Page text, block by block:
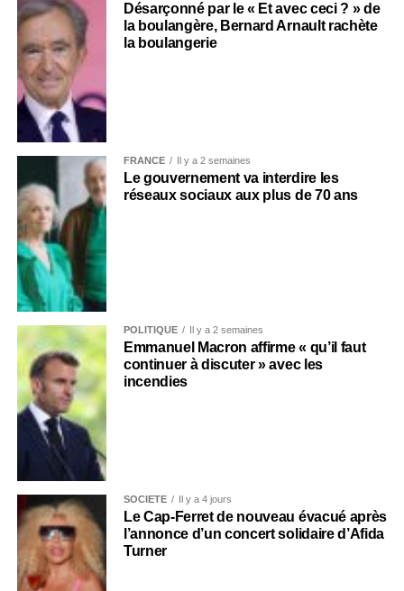
Désarçonné par le « Et avec ceci ? » de
la boulangère, Bernard Arnault rachète
la boulangerie
FRANCE Il y a 2 semaines
Le gouvernement va interdire les
réseaux sociaux aux plus de 70 ans
POLITIQUE Il y a 2 semaines
Emmanuel Macron affirme « qu’il faut
continuer à discuter » avec les
incendies
SOCIÉTÉ Il y a 4 jours
Le Cap-Ferret de nouveau évacué après
l’annonce d’un concert solidaire d’Afida
Turner